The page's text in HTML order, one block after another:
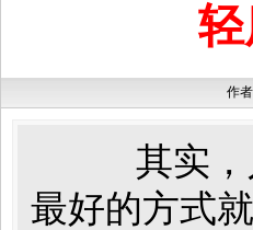
作者
其实，人
最好的方式